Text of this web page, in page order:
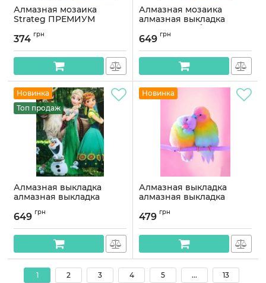
Алмазная мозаика
Strateg ПРЕМИУМ
размером 30х30 см
Артикул:HEE16325
374 грн
Алмазная мозаика
алмазная выкладка
Девочка на облаке 50x40
OG00525SB
Артикул:OG00525SB
649 грн
Новинка
Топ продаж
Алмазная выкладка
алмазная выкладка
OG00384SB
Артикул:OG00384SB
649 грн
Новинка
Алмазная выкладка
алмазная выкладка
40x30 OG00061SS
Артикул:OG00061SS
479 грн
1 2 3 4 5 ... 13